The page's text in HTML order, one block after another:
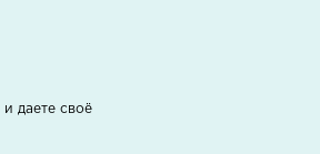
и даете своё